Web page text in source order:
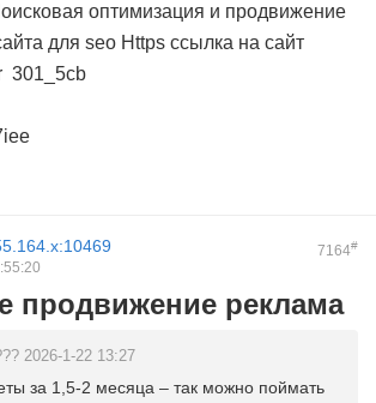
оптимизация и продвижение
для seo Https ссылка на сайт
301_5cb
7164#
продвижение реклама
2026-1-22 13:27
за 1,5-2 месяца – так можно поймать